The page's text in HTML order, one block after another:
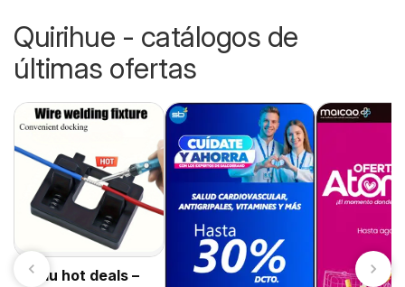
Quirihue - catálogos de
últimas ofertas
Temu hot deals –